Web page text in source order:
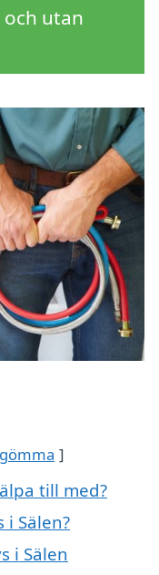
utan
gömma
till med?
i Sälen?
i Sälen